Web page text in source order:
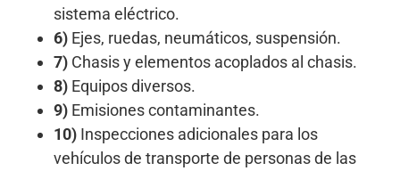
sistema eléctrico.
6) Ejes, ruedas, neumáticos, suspensión.
7) Chasis y elementos acoplados al chasis.
8) Equipos diversos.
9) Emisiones contaminantes.
10) Inspecciones adicionales para los
vehículos de transporte de personas de las